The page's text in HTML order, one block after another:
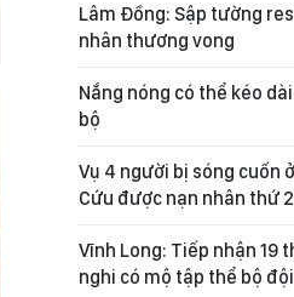
Lâm Đồng: Sập tường
nhân thương vong
Nắng nóng có thể kéo
bộ
Vụ 4 người bị sóng cuốn
Cứu được nạn nhân thứ 2
Vĩnh Long: Tiếp nhận 19
nghi có mộ tập thể bộ